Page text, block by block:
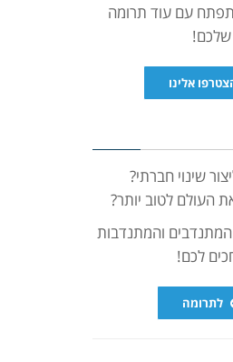
עם עוד תרומה
שלכם!
אלינו
שינוי חברתי?
העולם לטוב יותר?
מעל ל-65,000 המתנדבים והמתנדבות
לכם!
לתרומה